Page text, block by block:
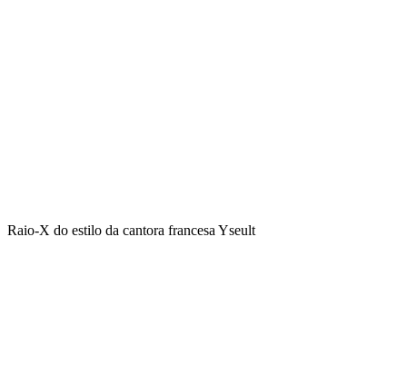
Raio-X do estilo da cantora francesa Yseult